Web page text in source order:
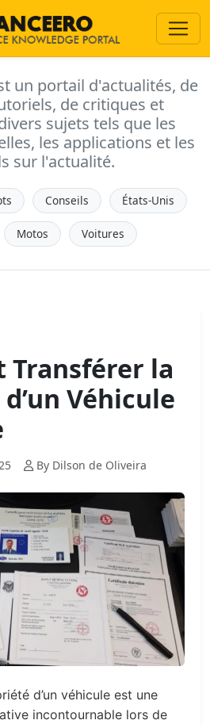
un portail d'actualités, de
de critiques et
sujets tels que les
les applications et les
sur l'actualité.
Conseils États-Unis
Motos Voitures
Transférer la
Véhicule
By Dilson de Oliveira
d’un véhicule est une
incontournable lors de